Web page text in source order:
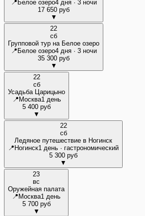
📍 Белое озеро4 дня · 3 ночи
17 650 руб
▼
22
сб
Групповой тур на Белое озеро
📍 Белое озеро4 дня · 3 ночи
35 300 руб
▼
22
сб
Усадьба Царицыно
📍 Москва1 день
5 400 руб
▼
22
сб
Ледяное путешествие в Ногинск
📍 Ногинск1 день · гастрономический
5 300 руб
▼
23
вс
Оружейная палата
📍 Москва1 день
5 700 руб
▼